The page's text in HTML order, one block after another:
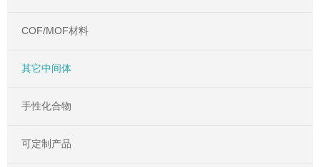
COF/MOF材料
其它中间体
手性化合物
可定制产品